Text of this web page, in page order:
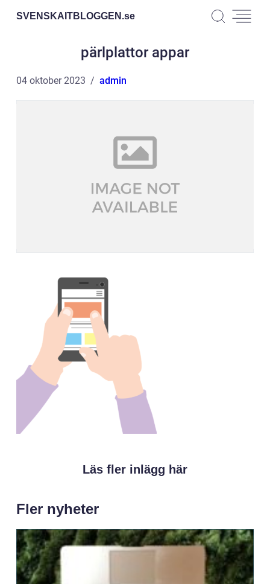
SVENSKAITBLOGGEN.se
pärlplattor appar
04 oktober 2023 admin
Läs fler inlägg här
Fler nyheter